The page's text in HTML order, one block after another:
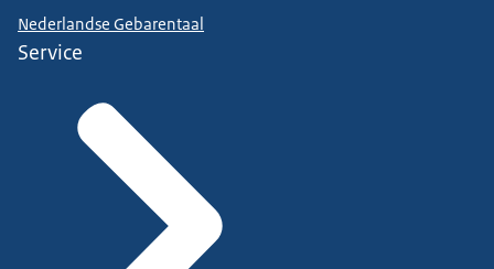
Nederlandse Gebarentaal
Service